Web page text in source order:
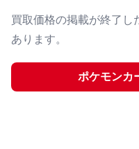
買取価格の掲載が終了し
あります。
ポケモンカ